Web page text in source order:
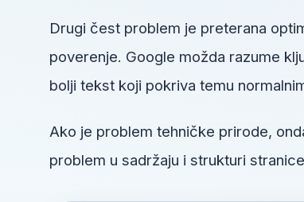
Drugi čest problem je preterana
poverenje. Google možda razume
bolji tekst koji pokriva temu
Ako je problem tehničke prirode,
problem u sadržaju i strukturi